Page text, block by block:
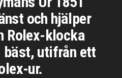
och hjälper
Rolex-klocka
bäst, utifrån ett
ur.